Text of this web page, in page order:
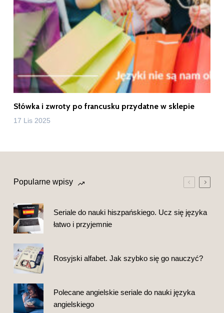
Słówka i zwroty po francusku przydatne w sklepie
17 Lis 2025
Popularne wpisy
Seriale do nauki hiszpańskiego. Ucz się języka
łatwo i przyjemnie
Rosyjski alfabet. Jak szybko się go nauczyć?
Polecane angielskie seriale do nauki języka
angielskiego